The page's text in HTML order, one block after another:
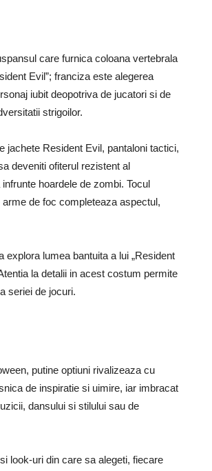
care furnica coloana vertebrala
Evil”; franciza este alegerea
iubit deopotriva de jucatori si de
strigoilor.
jachete Resident Evil, pantaloni tactici,
deveniti ofiterul rezistent al
hoardele de zombi. Tocul
de foc completeaza aspectul,
lumea bantuita a lui „Resident
la detalii in acest costum permite
seriei de jocuri.
putine optiuni rivalizeaza cu
de inspiratie si uimire, iar imbracat
dansului si stilului sau de
look-uri din care sa alegeti, fiecare